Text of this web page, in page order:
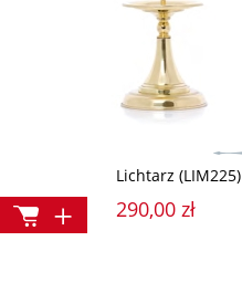
Lichtarz (LIM225)
290,00 zł